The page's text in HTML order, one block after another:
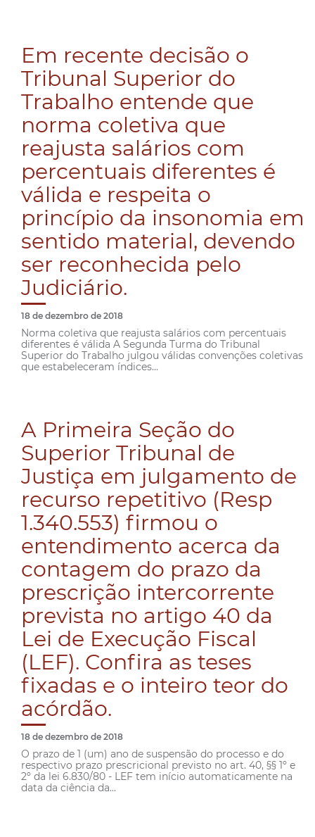
Em recente decisão o
Tribunal Superior do
Trabalho entende que
norma coletiva que
reajusta salários com
percentuais diferentes é
válida e respeita o
princípio da insonomia em
sentido material, devendo
ser reconhecida pelo
Judiciário.
18 de dezembro de 2018
Norma coletiva que reajusta salários com percentuais
diferentes é válida A Segunda Turma do Tribunal
Superior do Trabalho julgou válidas convenções coletivas
que estabeleceram índices...
A Primeira Seção do
Superior Tribunal de
Justiça em julgamento de
recurso repetitivo (Resp
1.340.553) firmou o
entendimento acerca da
contagem do prazo da
prescrição intercorrente
prevista no artigo 40 da
Lei de Execução Fiscal
(LEF). Confira as teses
fixadas e o inteiro teor do
acórdão.
18 de dezembro de 2018
O prazo de 1 (um) ano de suspensão do processo e do
respectivo prazo prescricional previsto no art. 40, §§ 1º e
2º da lei 6.830/80 - LEF tem início automaticamente na
data da ciência da...